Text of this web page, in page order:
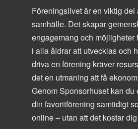
Föreningslivet är en viktig del
samhälle. Det skapar
engagemang och möjligheter
i alla åldrar att utvecklas och
driva en förening kräver
det en utmaning att få
Genom Sponsorhuset kan du
din favoritförening samtidigt
online – utan att det kostar